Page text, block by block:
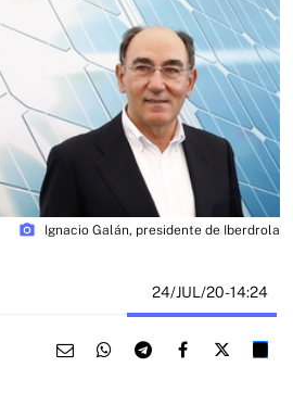
photo_camera Ignacio Galán, presidente de Iberdrola
24/JUL/20- 14:24